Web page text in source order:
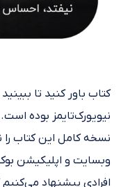
کتاب باور کنید تا
نیویورک‌تایمز بوده
نسخه کامل این کتاب را
وبسایت و اپلیکیشن
افرادی پیشنهاد